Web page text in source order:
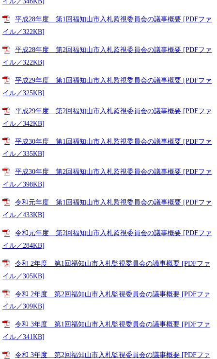
平成28年度 第1回福知山市入札監視委員会の議事概要 [PDFファ
イル／322KB]
平成28年度 第2回福知山市入札監視委員会の議事概要 [PDFファ
イル／322KB]
平成29年度 第1回福知山市入札監視委員会の議事概要 [PDFファ
イル／325KB]
平成29年度 第2回福知山市入札監視委員会の議事概要 [PDFファ
イル／342KB]
平成30年度 第1回福知山市入札監視委員会の議事概要 [PDFファ
イル／335KB]
平成30年度 第2回福知山市入札監視委員会の議事概要 [PDFファ
イル／398KB]
令和元年度 第1回福知山市入札監視委員会の議事概要 [PDFファ
イル／433KB]
令和元年度 第2回福知山市入札監視委員会の議事概要 [PDFファ
イル／284KB]
令和 2年度 第1回福知山市入札監視委員会の議事概要 [PDFファ
イル／305KB]
令和 2年度 第2回福知山市入札監視委員会の議事概要 [PDFファ
イル／309KB]
令和 3年度 第1回福知山市入札監視委員会の議事概要 [PDFファ
イル／341KB]
令和 3年度 第2回福知山市入札監視委員会の議事概要 [PDFファ